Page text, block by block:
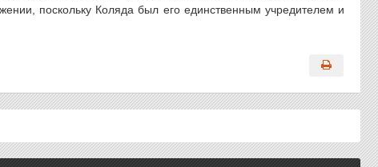
поскольку Коляда был его единственным учредителем и